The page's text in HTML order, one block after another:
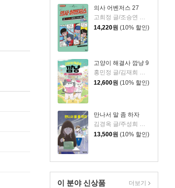
의사 어벤저스 27
고희정 글/조승연 그림/류정민 감수
14,220원 (10% 할인)
고양이 해결사 깜냥 9
12,600원 (10% 할인)
만나서 말 좀 하자
13,500원 (10% 할인)
이 분야 신상품 더보기